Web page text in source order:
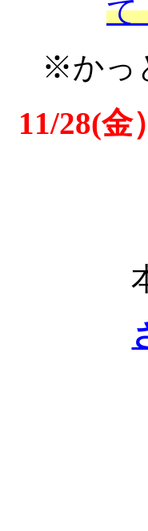
て
※かっ
11/28(